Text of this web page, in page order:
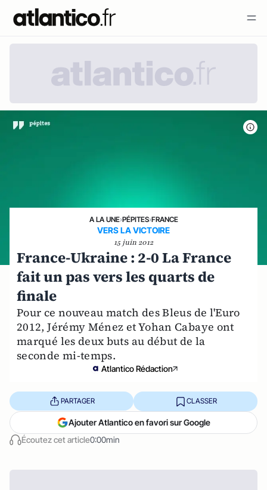
A LA UNE›PÉPITES›FRANCE
VERS LA VICTOIRE
15 juin 2012
France-Ukraine : 2-0 La France
fait un pas vers les quarts de
finale
Pour ce nouveau match des Bleus de l'Euro
2012, Jérémy Ménez et Yohan Cabaye ont
marqué les deux buts au début de la
seconde mi-temps.
Atlantico Rédaction
Écoutez cet article0:00min
PARTAGER CLASSER
Ajouter Atlantico en favori sur Google